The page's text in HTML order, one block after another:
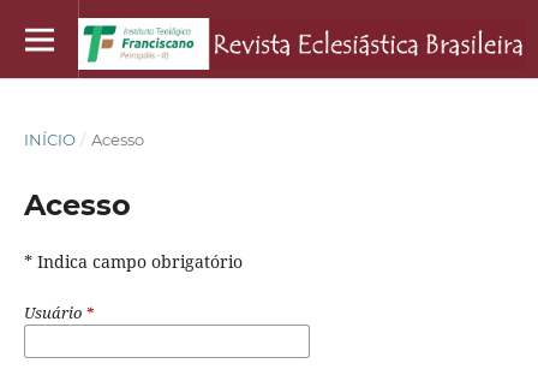
INÍCIO / Acesso
Acesso
* Indica campo obrigatório
Usuário *